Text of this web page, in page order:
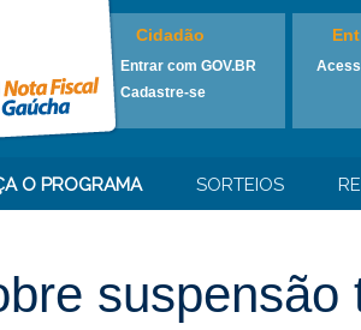
Cidadão
Entrar com GOV.BR
Cadastre-se
O PROGRAMA SORTEIOS